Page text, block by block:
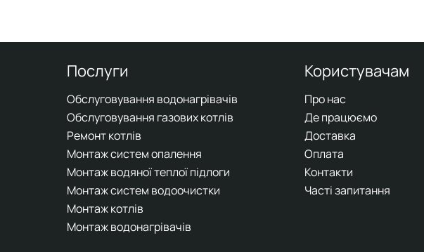
Послуги
Обслуговування водонагрівачів
Обслуговування газових котлів
Ремонт котлів
Монтаж систем опалення
Монтаж водяної теплої підлоги
Монтаж систем водоочистки
Монтаж котлів
Монтаж водонагрівачів
Користувачам
Про нас
Де працюємо
Доставка
Оплата
Контакти
Часті запитання